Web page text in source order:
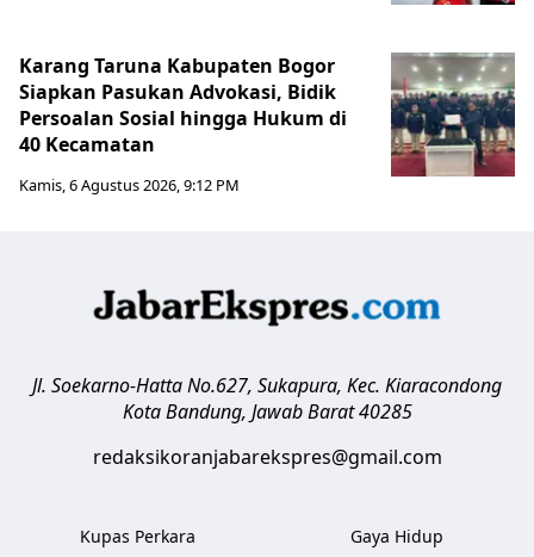
Karang Taruna Kabupaten Bogor
Siapkan Pasukan Advokasi, Bidik
Persoalan Sosial hingga Hukum di
40 Kecamatan
Kamis, 6 Agustus 2026, 9:12 PM
Jl. Soekarno-Hatta No.627, Sukapura, Kec. Kiaracondong
Kota Bandung, Jawab Barat 40285
redaksikoranjabarekspres@gmail.com
Kupas Perkara Gaya Hidup